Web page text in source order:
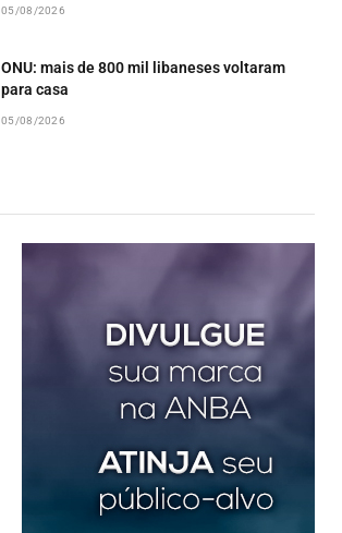
05/08/2026
ONU: mais de 800 mil libaneses voltaram
para casa
05/08/2026